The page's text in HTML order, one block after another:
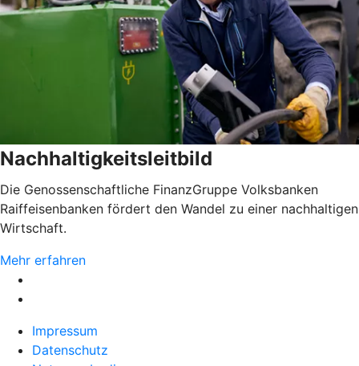
Nachhaltigkeitsleitbild
Die Genossenschaftliche FinanzGruppe Volksbanken
Raiffeisenbanken fördert den Wandel zu einer nachhaltigen
Wirtschaft.
Mehr erfahren
Impressum
Datenschutz